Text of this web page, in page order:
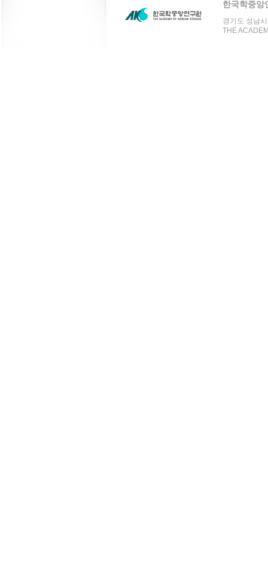
한국학중앙
경기도 성남
THE